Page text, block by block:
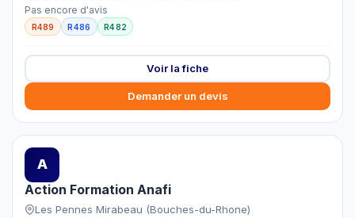
Pas encore d'avis
R489 R486 R482
Voir la fiche
Demander un devis
A
Action Formation Anafi
Les Pennes Mirabeau (Bouches-du-Rhone)